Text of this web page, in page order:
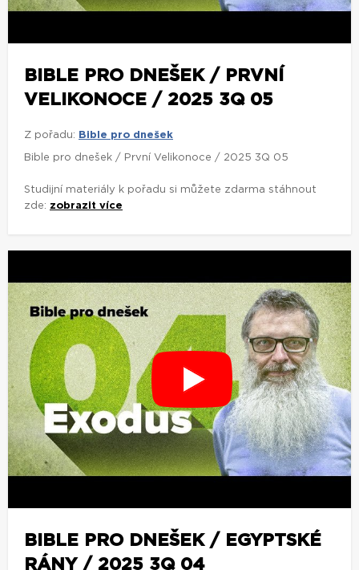
BIBLE PRO DNEŠEK / PRVNÍ
VELIKONOCE / 2025 3Q 05
Z pořadu: Bible pro dnešek
Bible pro dnešek / První Velikonoce / 2025 3Q 05
Studijní materiály k pořadu si můžete zdarma stáhnout
zde: zobrazit více
BIBLE PRO DNEŠEK / EGYPTSKÉ
RÁNY / 2025 3Q 04